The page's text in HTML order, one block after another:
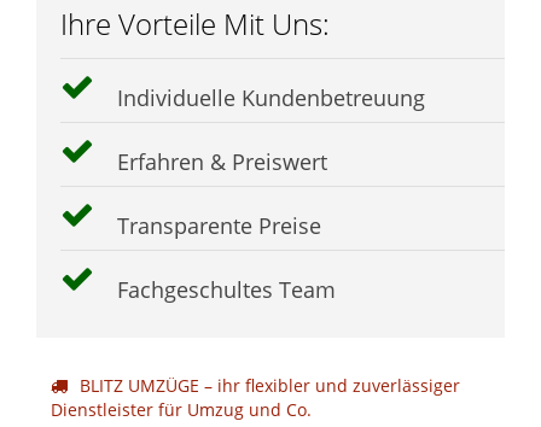
Ihre Vorteile Mit Uns:
Individuelle Kundenbetreuung
Erfahren & Preiswert
Transparente Preise
Fachgeschultes Team
BLITZ UMZÜGE – ihr flexibler und zuverlässiger
Dienstleister für Umzug und Co.